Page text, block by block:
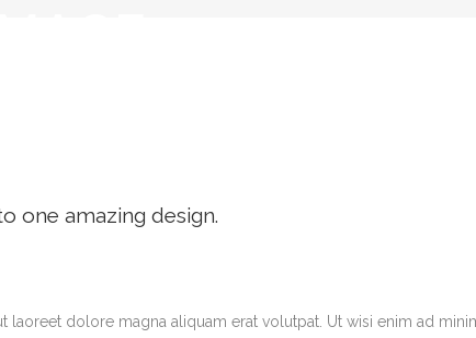
one amazing design.
dolore magna aliquam erat volutpat. Ut wisi enim ad